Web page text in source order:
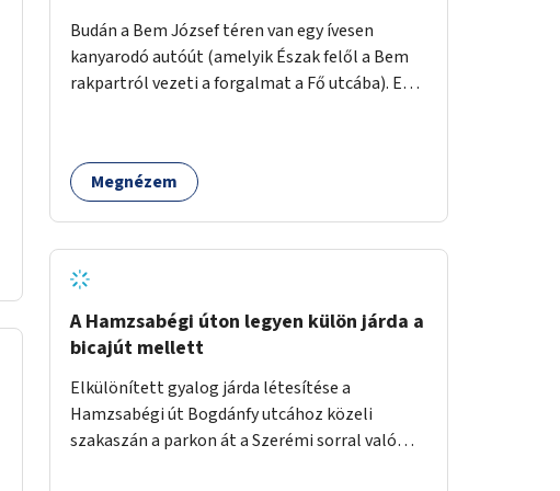
területtel.
Budán a Bem József téren van egy ívesen
kanyarodó autóút (amelyik Észak felől a Bem
rakpartról vezeti a forgalmat a Fő utcába). Ezt
először Keletről, aztán Dél felől, és így
megszüntetni a teret átlósan kettévágó utat.
sétáló utcává tenni a Bodrog utcát.
Megnézem
A Hamzsabégi úton legyen külön járda a
bicajút mellett
Elkülönített gyalog járda létesítése a
Hamzsabégi út Bogdánfy utcához közeli
szakaszán a parkon át a Szerémi sorral való